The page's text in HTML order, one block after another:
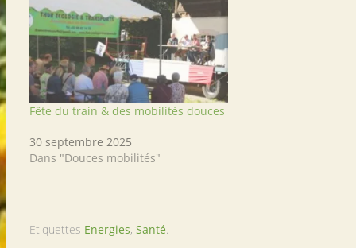
Fête du train & des mobilités douces
30 septembre 2025
Dans "Douces mobilités"
Etiquettes Energies, Santé.